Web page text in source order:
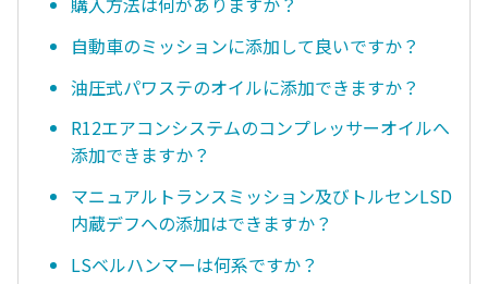
自動車のミッションに添加して良いですか？
油圧式パワステのオイルに添加できますか？
R12エアコンシステムのコンプレッサーオイルへ
添加できますか？
マニュアルトランスミッション及びトルセンLSD
内蔵デフへの添加はできますか？
LSベルハンマーは何系ですか？